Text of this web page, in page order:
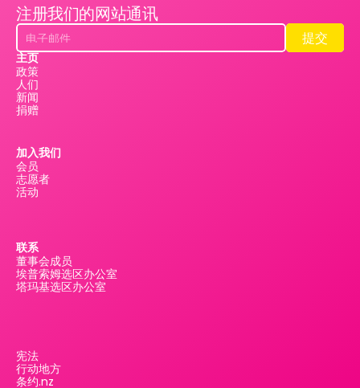
注册我们的网站通讯
提交
提交
主页
政策
人们
新闻
捐赠
加入我们
会员
志愿者
活动
联系
董事会成员
埃普索姆选区办公室
塔玛基选区办公室
宪法
行动地方
条约.nz